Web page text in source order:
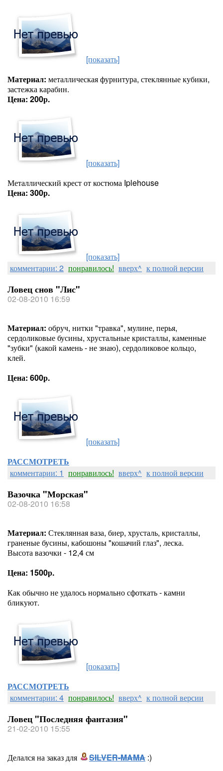
[показать]
Материал: металлическая фурнитура, стеклянные кубики,
застежка карабин.
Цена: 200р.
[показать]
Металлический крест от костюма Iplehouse
Цена: 300р.
[показать]
комментарии: 2 понравилось! вверх^ к полной версии
Ловец снов "Лис"
02-08-2010 16:59
Материал: обруч, нитки "травка", мулине, перья,
сердоликовые бусины, хрустальные кристаллы, каменные
"зубки" (какой камень - не знаю), сердоликовое кольцо,
клей.
Цена: 600р.
[показать]
РАССМОТРЕТЬ
комментарии: 1 понравилось! вверх^ к полной версии
Вазочка "Морская"
02-08-2010 16:58
Материал: Стеклянная ваза, биер, хрусталь, кристаллы,
граненые бусины, кабошоны "кошачий глаз", леска.
Высота вазочки - 12,4 см
Цена: 1500р.
Как обычно не удалось нормально сфоткать - камни
бликуют.
[показать]
РАССМОТРЕТЬ
комментарии: 4 понравилось! вверх^ к полной версии
Ловец "Последняя фантазия"
21-02-2010 15:55
Делался на заказ для SILVER-MAMA :)